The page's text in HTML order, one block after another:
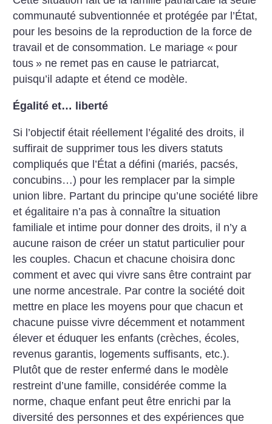
communauté subventionnée et protégée par l’État,
pour les besoins de la reproduction de la force de
travail et de consommation. Le mariage « pour
tous » ne remet pas en cause le patriarcat,
puisqu’il adapte et étend ce modèle.
Égalité et… liberté
Si l’objectif était réellement l’égalité des droits, il
suffirait de supprimer tous les divers statuts
compliqués que l’État a défini (mariés, pacsés,
concubins…) pour les remplacer par la simple
union libre. Partant du principe qu’une société libre
et égalitaire n’a pas à connaître la situation
familiale et intime pour donner des droits, il n’y a
aucune raison de créer un statut particulier pour
les couples. Chacun et chacune choisira donc
comment et avec qui vivre sans être contraint par
une norme ancestrale. Par contre la société doit
mettre en place les moyens pour que chacun et
chacune puisse vivre décemment et notamment
élever et éduquer les enfants (crèches, écoles,
revenus garantis, logements suffisants, etc.).
Plutôt que de rester enfermé dans le modèle
restreint d’une famille, considérée comme la
norme, chaque enfant peut être enrichi par la
diversité des personnes et des expériences que